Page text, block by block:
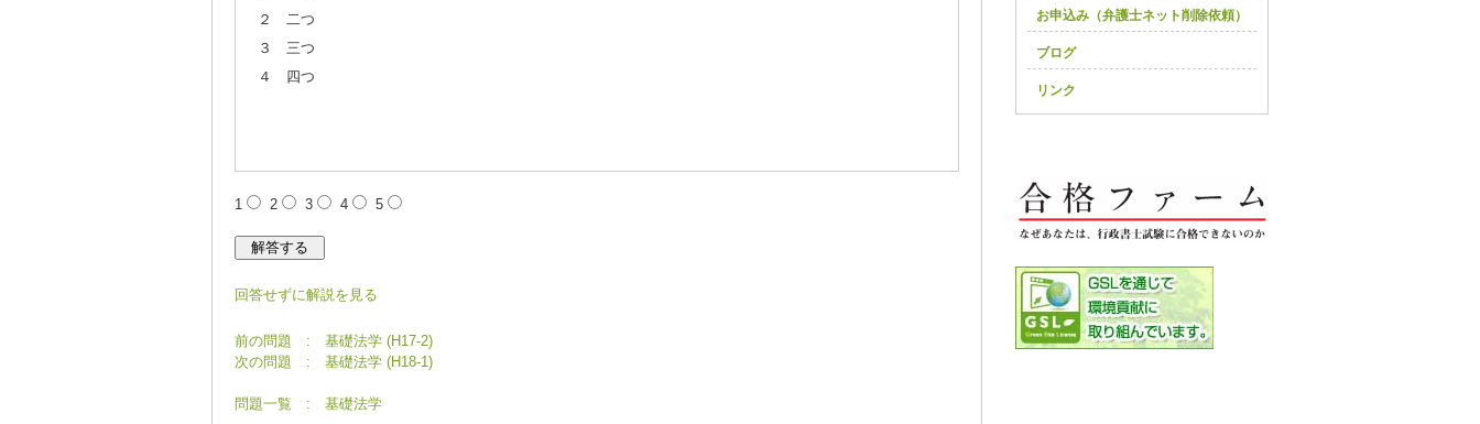
２ 二つ
３ 三つ
４ 四つ
1 2 3 4 5
回答せずに解説を見る
前の問題 : 基礎法学 (H17-2)
次の問題 : 基礎法学 (H18-1)
問題一覧 : 基礎法学
お申込み（弁護士ネット削除依頼）
ブログ
リンク